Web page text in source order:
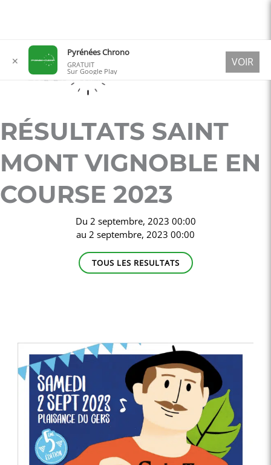
contenu
RÉSULTATS SAINT
MONT VIGNOBLE EN
COURSE 2023
Du 2 septembre, 2023 00:00
au 2 septembre, 2023 00:00
TOUS LES RESULTATS
✕
Pyrénées Chrono
GRATUIT
Sur Google Play
VOIR